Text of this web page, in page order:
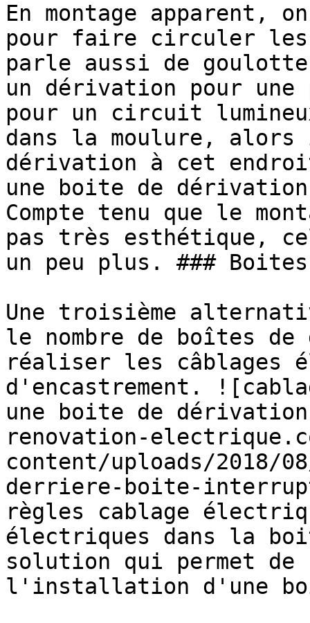
En montage apparent,
pour faire circuler les
parle aussi de
un dérivation pour
pour un circuit
dans la moulure,
dérivation à cet
une boite de
Compte tenu que le
pas très esthétique,
un peu plus. ###
Une troisième
le nombre de boîtes
réaliser les câblages
d'encastrement.
une boite de
renovation-
content/uploads/2018/
derriere-boite-
règles cablage
électriques dans la
solution qui permet
l'installation d'une